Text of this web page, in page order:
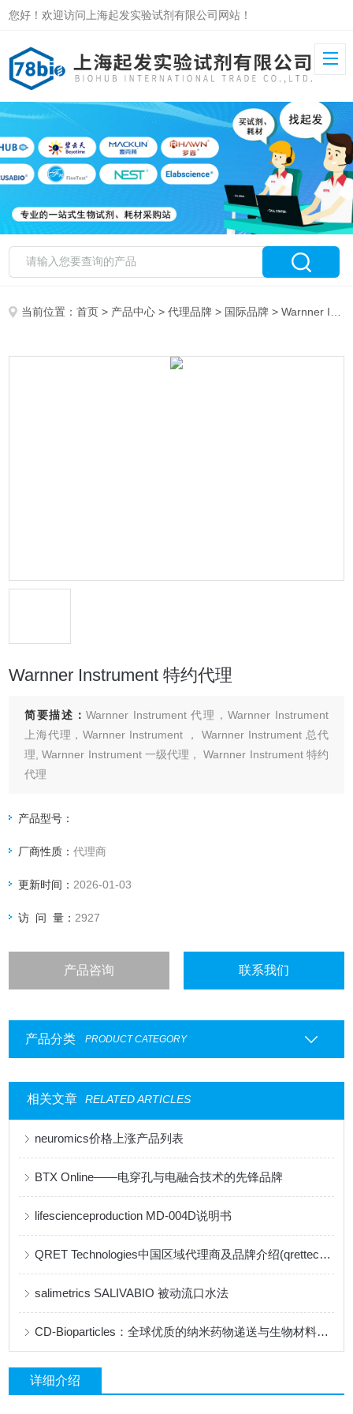
您好！欢迎访问上海起发实验试剂有限公司网站！
当前位置：首页 > 产品中心 >代理品牌 > 国际品牌 > Warnner Instrument 特约代理
Warnner Instrument 特约代理
简要描述：Warnner Instrument 代理，Warnner Instrument
上海代理，Warnner Instrument ， Warnner Instrument 总代
理, Warnner Instrument 一级代理， Warnner Instrument 特约
代理
具体产品信息欢迎电询：4006551678
产品型号：
厂商性质：代理商
更新时间： 2026-01-03
访 问 量： 2927
产品咨询 联系我们
产品分类 PRODUCT CATEGORY
相关文章 RELATED ARTICLES
neuromics价格上涨产品列表
BTX Online——电穿孔与电融合技术的先锋品牌
lifescienceproduction MD-004D说明书
QRET Technologies中国区域代理商及品牌介绍(qrettech特约代理)
salimetrics ​SALIVABIO 被动流口水法
CD-Bioparticles：全球优质的纳米药物递送与生物材料研发平台
详细介绍